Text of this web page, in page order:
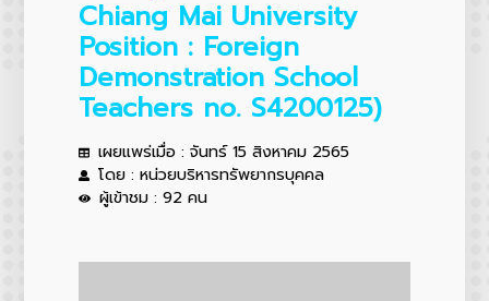
Chiang Mai University
Position : Foreign
Demonstration School
Teachers no. S4200125)
เผยแพร่เมื่อ : จันทร์ 15 สิงหาคม 2565
โดย : หน่วยบริหารทรัพยากรบุคคล
ผู้เข้าชม : 92 คน